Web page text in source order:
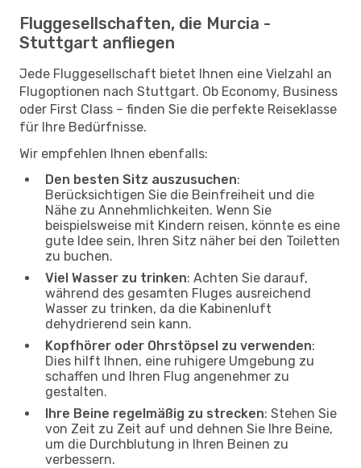
Fluggesellschaften, die Murcia -
Stuttgart anfliegen
Jede Fluggesellschaft bietet Ihnen eine Vielzahl an
Flugoptionen nach Stuttgart. Ob Economy, Business
oder First Class – finden Sie die perfekte Reiseklasse
für Ihre Bedürfnisse.
Wir empfehlen Ihnen ebenfalls:
Den besten Sitz auszusuchen:
Berücksichtigen Sie die Beinfreiheit und die
Nähe zu Annehmlichkeiten. Wenn Sie
beispielsweise mit Kindern reisen, könnte es eine
gute Idee sein, Ihren Sitz näher bei den Toiletten
zu buchen.
Viel Wasser zu trinken: Achten Sie darauf,
während des gesamten Fluges ausreichend
Wasser zu trinken, da die Kabinenluft
dehydrierend sein kann.
Kopfhörer oder Ohrstöpsel zu verwenden:
Dies hilft Ihnen, eine ruhigere Umgebung zu
schaffen und Ihren Flug angenehmer zu
gestalten.
Ihre Beine regelmäßig zu strecken: Stehen Sie
von Zeit zu Zeit auf und dehnen Sie Ihre Beine,
um die Durchblutung in Ihren Beinen zu
verbessern.